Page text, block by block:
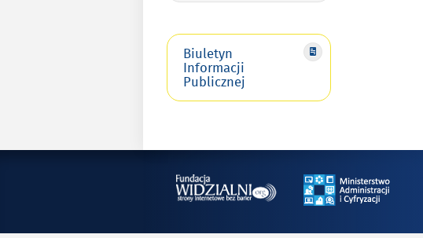
Biuletyn
Informacji
Publicznej